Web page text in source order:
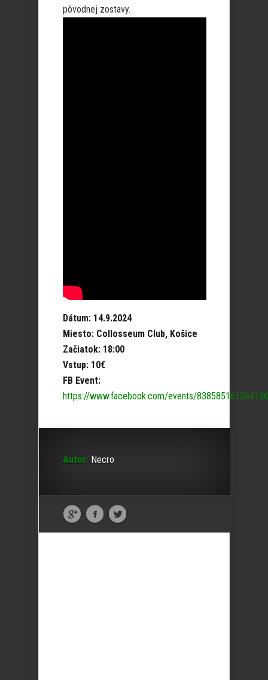
pôvodnej zostavy.
Dátum: 14.9.2024
Miesto: Collosseum Club, Košice
Začiatok: 18:00
Vstup: 10€
FB Event:
https://www.facebook.com/events/838585161264146
Autor: Necro